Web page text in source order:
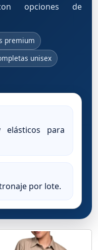
opciones de
premium
unisex
elásticos para
por lote.